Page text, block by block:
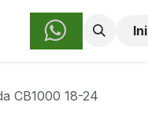
Sobre Nosotros
CB1000 18-24